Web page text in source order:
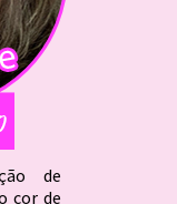
de
cor de